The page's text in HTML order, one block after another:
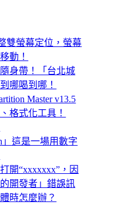
雙螢幕定位，螢幕
動！
身帶！「台北城
哪喝到哪！
Master v13.5
格式化工具！
」這是一場用數字
開“xxxxxxx”，因
開發者」錯誤訊
時怎麼辦？